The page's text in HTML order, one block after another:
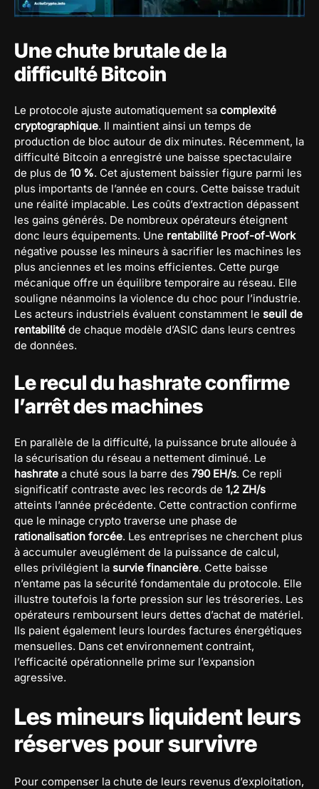
Une chute brutale de la
difficulté Bitcoin
Le protocole ajuste automatiquement sa complexité
cryptographique. Il maintient ainsi un temps de
production de bloc autour de dix minutes. Récemment, la
difficulté Bitcoin a enregistré une baisse spectaculaire
de plus de 10 %. Cet ajustement baissier figure parmi les
plus importants de l’année en cours. Cette baisse traduit
une réalité implacable. Les coûts d’extraction dépassent
les gains générés. De nombreux opérateurs éteignent
donc leurs équipements. Une rentabilité Proof-of-Work
négative pousse les mineurs à sacrifier les machines les
plus anciennes et les moins efficientes. Cette purge
mécanique offre un équilibre temporaire au réseau. Elle
souligne néanmoins la violence du choc pour l’industrie.
Les acteurs industriels évaluent constamment le seuil de
rentabilité de chaque modèle d’ASIC dans leurs centres
de données.
Le recul du hashrate confirme
l’arrêt des machines
En parallèle de la difficulté, la puissance brute allouée à
la sécurisation du réseau a nettement diminué. Le
hashrate a chuté sous la barre des 790 EH/s. Ce repli
significatif contraste avec les records de 1,2 ZH/s
atteints l’année précédente. Cette contraction confirme
que le minage crypto traverse une phase de
rationalisation forcée. Les entreprises ne cherchent plus
à accumuler aveuglément de la puissance de calcul,
elles privilégient la survie financière. Cette baisse
n’entame pas la sécurité fondamentale du protocole. Elle
illustre toutefois la forte pression sur les trésoreries. Les
opérateurs remboursent leurs dettes d’achat de matériel.
Ils paient également leurs lourdes factures énergétiques
mensuelles. Dans cet environnement contraint,
l’efficacité opérationnelle prime sur l’expansion
agressive.
Les mineurs liquident leurs
réserves pour survivre
Pour compenser la chute de leurs revenus d’exploitation,